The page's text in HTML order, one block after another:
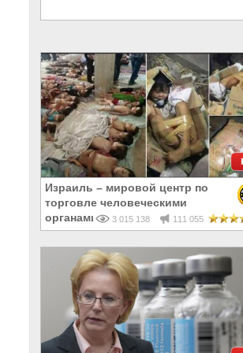
Израиль – мировой центр по
торговле человеческими
органами
3 015 138 111 055